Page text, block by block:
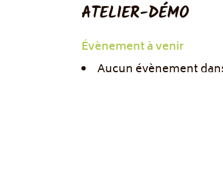
ATELIER-DÉMO
Évènement à venir
Aucun évènement